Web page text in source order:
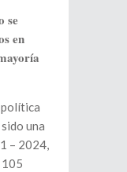
se
en
una
– 2024,
105